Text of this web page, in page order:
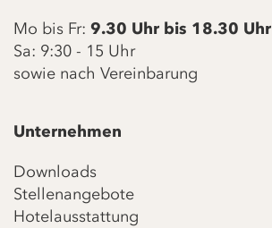
Mo bis Fr: 9.30 Uhr bis 18.30 Uhr
Sa: 9:30 - 15 Uhr
sowie nach Vereinbarung
Unternehmen
Downloads
Stellenangebote
Hotelausstattung